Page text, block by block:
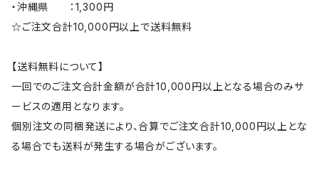
・沖縄県 ：1,300円
☆ご注文合計10,000円以上で送料無料
【送料無料について】
一回でのご注文合計金額が合計10,000円以上となる場合のみサ
ービスの適用となります。
個別注文の同梱発送により、合算でご注文合計10,000円以上とな
る場合でも送料が発生する場合がございます。